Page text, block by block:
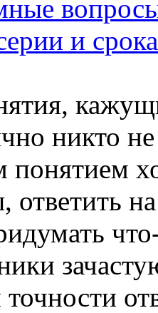
и
никто
понятием
ответить